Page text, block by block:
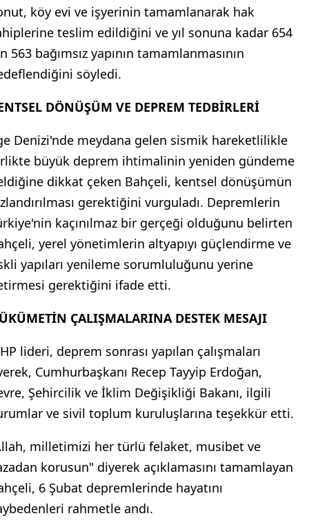
köy evi ve işyerinin tamamlanarak hak
teslim edildiğini ve yıl sonuna kadar 654
563 bağımsız yapının tamamlanmasının
söyledi.
DÖNÜŞÜM VE DEPREM TEDBİRLERİ
Denizi'nde meydana gelen sismik hareketlilikle
büyük deprem ihtimalinin yeniden gündeme
dikkat çeken Bahçeli, kentsel dönüşümün
gerektiğini vurguladı. Depremlerin
kaçınılmaz bir gerçeği olduğunu belirten
yerel yönetimlerin altyapıyı güçlendirme ve
yapıları yenileme sorumluluğunu yerine
gerektiğini ifade etti.
ÇALIŞMALARINA DESTEK MESAJI
lideri, deprem sonrası yapılan çalışmaları
Cumhurbaşkanı Recep Tayyip Erdoğan,
Şehircilik ve İklim Değişikliği Bakanı, ilgili
ve sivil toplum kuruluşlarına teşekkür etti.
milletimizi her türlü felaket, musibet ve
korusun" diyerek açıklamasını tamamlayan
6 Şubat depremlerinde hayatını
rahmetle andı.